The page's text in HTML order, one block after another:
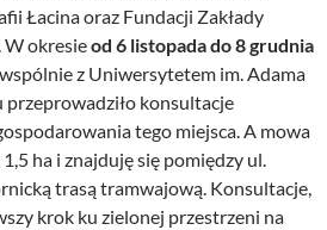
Łacina oraz Fundacji Zakłady
W okresieod 6 listopada do 8 grudnia
z Uniwersytetem im. Adama
konsultacje
tego miejsca. A mowa
ha i znajduję się pomiędzy ul.
trasą tramwajową. Konsultacje,
krok ku zielonej przestrzeni na